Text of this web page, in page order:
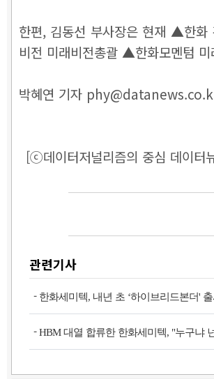
한편, 김동선 부사장은 현재 ▲한
비전 미래비전총괄 ▲한화모멘텀
박혜연 기자
[ⓒ데이터저널리즘의 중심 데이터
관련기사
- 한화세미텍, 내년 초 ‘하이브리드본더'
-HBM 대열 합류한 한화세미텍, "누구냐